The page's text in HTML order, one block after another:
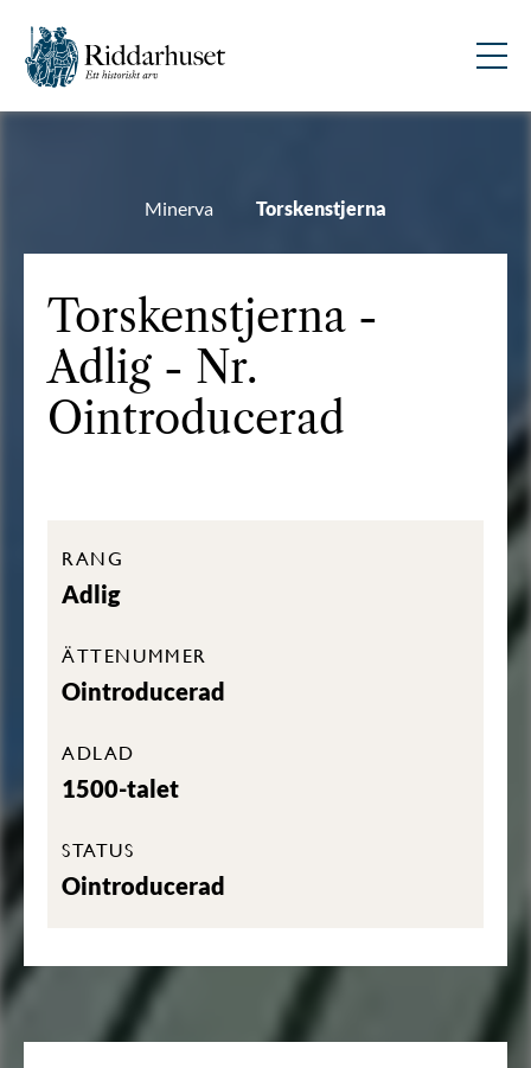
Minerva Torskenstjerna
Torskenstjerna -
Adlig - Nr.
Ointroducerad
RANG
Adlig
ÄTTENUMMER
Ointroducerad
ADLAD
1500-talet
STATUS
Ointroducerad